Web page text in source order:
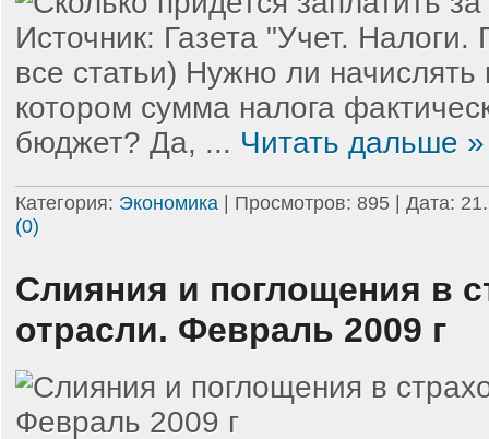
Источник: Газета "Учет.
все статьи) Нужно ли
котором сумма налога
бюджет? Да, ... Читать дальше »
Категория: Экономика | Просмотров: 895 | Дата:
(0)
Слияния и поглощения в
отрасли. Февраль 2009 г